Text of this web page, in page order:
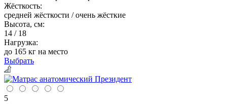
Жёсткость:
средней жёсткости / очень жёсткие
Высота, см:
14 / 18
Нагрузка:
до 165 кг на место
Выбрать
5